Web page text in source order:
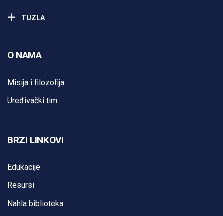
TUZLA
O NAMA
Misija i filozofija
Uređivački tim
BRZI LINKOVI
Edukacije
Resursi
Nahla biblioteka